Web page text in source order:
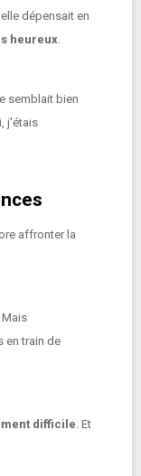
dépensait en
heureux.
semblait bien
j'étais
affronter la
Mais
en train de
difficile. Et